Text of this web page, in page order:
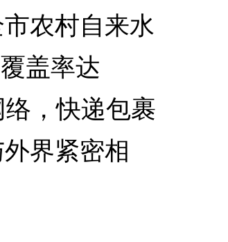
农村自来水
盖率达
络，快递包裹
界紧密相